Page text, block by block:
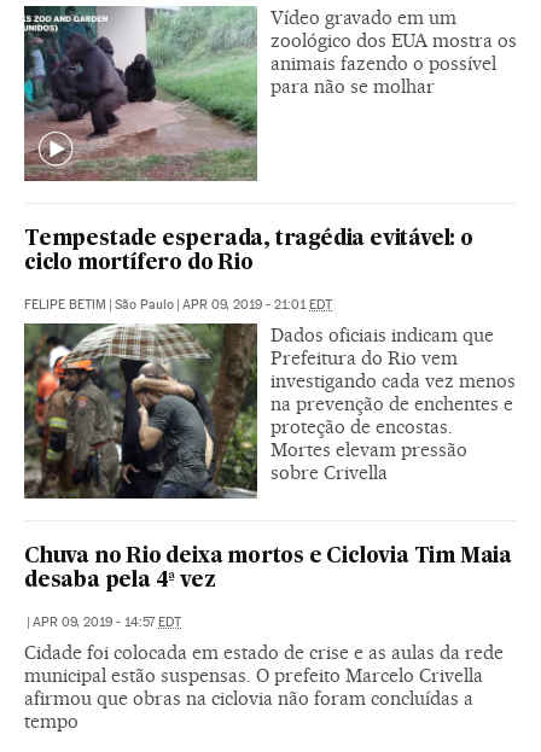
Vídeo gravado em um
zoológico dos EUA mostra os
animais fazendo o possível
para não se molhar
Tempestade esperada, tragédia evitável: o
ciclo mortífero do Rio
FELIPE BETIM | São Paulo | APR 09, 2019 - 21:01EDT
Dados oficiais indicam que
Prefeitura do Rio vem
investigando cada vez menos
na prevenção de enchentes e
proteção de encostas.
Mortes elevam pressão
sobre Crivella
Chuva no Rio deixa mortos e Ciclovia Tim Maia
desaba pela 4ª vez
| APR 09, 2019 - 14:57EDT
Cidade foi colocada em estado de crise e as aulas da rede
municipal estão suspensas. O prefeito Marcelo Crivella
afirmou que obras na ciclovia não foram concluídas a
tempo